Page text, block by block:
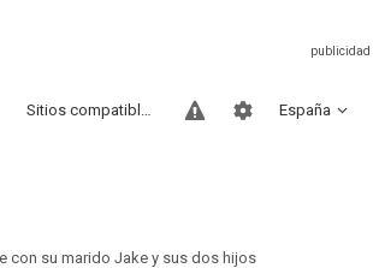
España
Sitios compatibles
con su marido Jake y sus dos hijos